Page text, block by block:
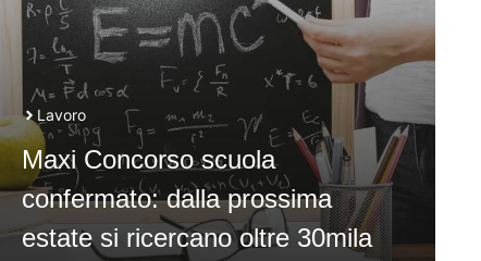
Lavoro
Maxi Concorso scuola
confermato: dalla prossima
estate si ricercano oltre 30mila